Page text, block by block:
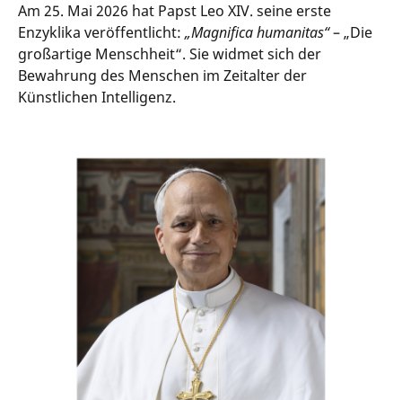
Am 25. Mai 2026 hat Papst Leo XIV. seine erste
Enzyklika veröffentlicht: „Magnifica humanitas“– „Die
großartige Menschheit“. Sie widmet sich der
Bewahrung des Menschen im Zeitalter der
Künstlichen Intelligenz.